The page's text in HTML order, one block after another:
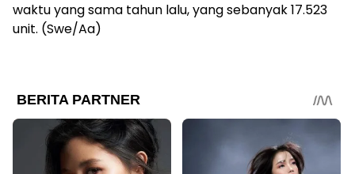
waktu yang sama tahun lalu, yang sebanyak 17.523
unit. (Swe/Aa)